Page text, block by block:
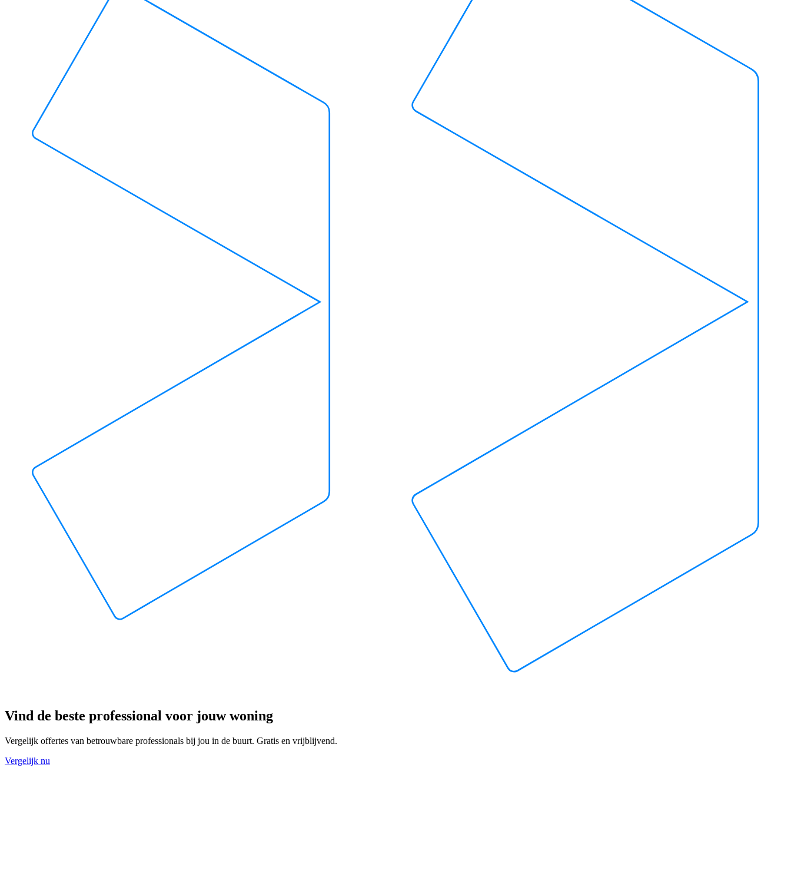
Vind de beste professional voor jouw woning
Vergelijk offertes van betrouwbare professionals bij jou in de buurt. Gratis en vrijblijvend.
Vergelijk nu